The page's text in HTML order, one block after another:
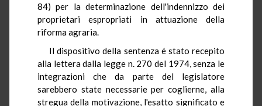
84) per la determinazione dell'indennizzo dei
proprietari espropriati in attuazione della
riforma agraria.
Il dispositivo della sentenza é stato recepito
alla lettera dalla legge n. 270 del 1974, senza le
integrazioni che da parte del legislatore
sarebbero state necessarie per coglierne, alla
stregua della motivazione, l'esatto significato e